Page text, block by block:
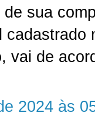
sua
cadastrado
vai de
2024 às